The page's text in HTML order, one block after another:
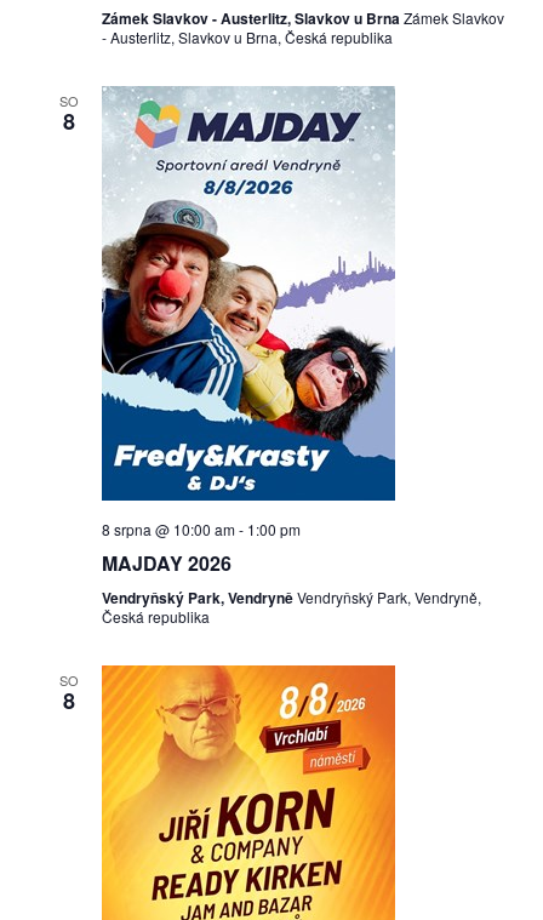
Zámek Slavkov - Austerlitz, Slavkov u BrnaZámek Slavkov
- Austerlitz, Slavkov u Brna, Česká republika
SO
8
8 srpna @ 10:00 am- 1:00 pm
MAJDAY 2026
Vendryňský Park, VendryněVendryňský Park, Vendryně,
Česká republika
SO
8